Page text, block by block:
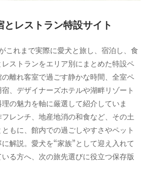
レストラン特設サイト
これまで実際に愛犬と旅し、宿泊し、食
ストランをエリア別にまとめた特設ペ
離れ客室で過ごす静かな時間、全室ペ
、デザイナーズホテルや湖畔リゾート
の魅力を軸に厳選して紹介していま
レンチ、地産地消の和食など、その土
もに、館内での過ごしやすさやペット
解説。愛犬を“家族”として迎え入れて
いる方へ、次の旅先選びに役立つ保存版